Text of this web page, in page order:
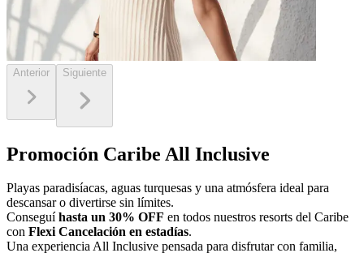
Anterior Siguiente
Promoción Caribe All Inclusive
Playas paradisíacas, aguas turquesas y una atmósfera ideal para
descansar o divertirse sin límites.
Conseguíhasta un 30% OFF en todos nuestros resorts del Caribe
con Flexi Cancelación en estadías.
Una experiencia All Inclusive pensada para disfrutar con familia,